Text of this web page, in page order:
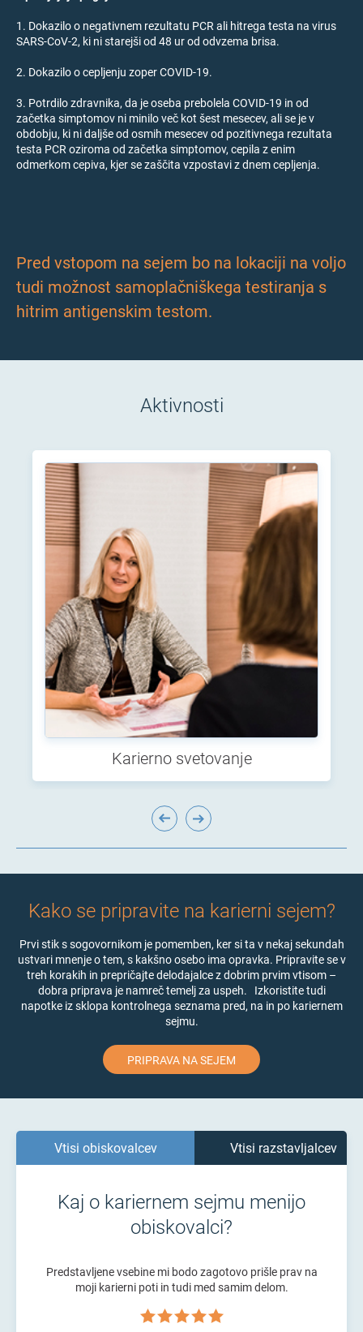
1. Dokazilo o negativnem rezultatu PCR ali hitrega testa na virus
SARS-CoV-2, ki ni starejši od 48 ur od odvzema brisa.
2. Dokazilo o cepljenju zoper COVID-19.
3. Potrdilo zdravnika, da je oseba prebolela COVID-19 in od
začetka simptomov ni minilo več kot šest mesecev, ali se je v
obdobju, ki ni daljše od osmih mesecev od pozitivnega rezultata
testa PCR oziroma od začetka simptomov, cepila z enim
odmerkom cepiva, kjer se zaščita vzpostavi z dnem cepljenja.
Pred vstopom na sejem bo na lokaciji na voljo
tudi možnost samoplačniškega testiranja s
hitrim antigenskim testom.
Aktivnosti
Karierno svetovanje
Kako se pripravite na karierni sejem?
Prvi stik s sogovornikom je pomemben, ker si ta v nekaj sekundah
ustvari mnenje o tem, s kakšno osebo ima opravka. Pripravite se v
treh korakih in prepričajte delodajalce z dobrim prvim vtisom –
dobra priprava je namreč temelj za uspeh. Izkoristite tudi
napotke iz sklopa kontrolnega seznama pred, na in po kariernem
sejmu.
PRIPRAVA NA SEJEM
Vtisi obiskovalcev Vtisi razstavljalcev
Kaj o kariernem sejmu menijo
obiskovalci?
Predstavljene vsebine mi bodo zagotovo prišle prav na
moji karierni poti in tudi med samim delom.